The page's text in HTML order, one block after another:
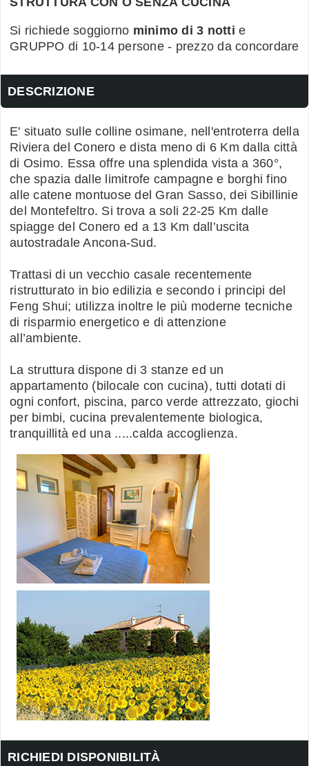
Si richiede soggiorno minimo di 3 notti e
GRUPPO di 10-14 persone - prezzo da concordare
DESCRIZIONE
E' situato sulle colline osimane, nell'entroterra della
Riviera del Conero e dista meno di 6 Km dalla città
di Osimo. Essa offre una splendida vista a 360°,
che spazia dalle limitrofe campagne e borghi fino
alle catene montuose del Gran Sasso, dei Sibillinie
del Montefeltro. Si trova a soli 22-25 Km dalle
spiagge del Conero ed a 13 Km dall’uscita
autostradale Ancona-Sud.
Trattasi di un vecchio casale recentemente
ristrutturato in bio edilizia e secondo i principi del
Feng Shui; utilizza inoltre le più moderne tecniche
di risparmio energetico e di attenzione
all’ambiente.
La struttura dispone di 3 stanze ed un
appartamento (bilocale con cucina), tutti dotati di
ogni confort, piscina, parco verde attrezzato, giochi
per bimbi, cucina prevalentemente biologica,
tranquillità ed una .....calda accoglienza.
RICHIEDI DISPONIBILITÀ